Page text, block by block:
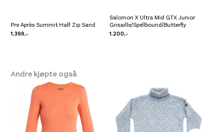
Pre Après Summit Half Zip Sand
1.399,-
Salomon X Ultra Mid GTX Junior
Grisaille/Spellbound/Butterfly
1.200,-
Andre kjøpte også